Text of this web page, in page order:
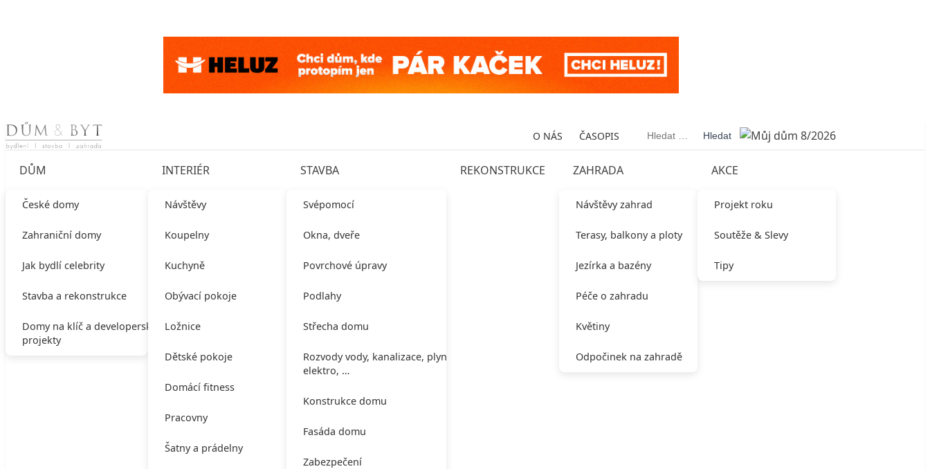
Skip to content O NÁS ČASOPIS Vyhledávání
DŮM
České domy
Zahraniční domy
Jak bydlí celebrity
Stavba a rekonstrukce
Domy na klíč a developerské
projekty
INTERIÉR
Návštěvy
Koupelny
Kuchyně
Obývací pokoje
Ložnice
Dětské pokoje
Domácí fitness
Pracovny
Šatny a prádelny
STAVBA
Svépomocí
Okna, dveře
Povrchové úpravy
Podlahy
Střecha domu
Rozvody vody, kanalizace, plynu,
elektro, …
Konstrukce domu
Fasáda domu
Zabezpečení
REKONSTRUKCE ZAHRADA
Návštěvy zahrad
Terasy, balkony a ploty
Jezírka a bazény
Péče o zahradu
Květiny
Odpočinek na zahradě
AKCE
Projekt roku
Soutěže & Slevy
Tipy